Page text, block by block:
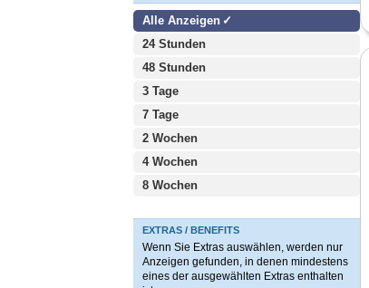
Alle Anzeigen
24 Stunden
48 Stunden
3 Tage
7 Tage
2 Wochen
4 Wochen
8 Wochen
EXTRAS / BENEFITS
Wenn Sie Extras auswählen, werden nur
Anzeigen gefunden, in denen mindestens
eines der ausgewählten Extras enthalten